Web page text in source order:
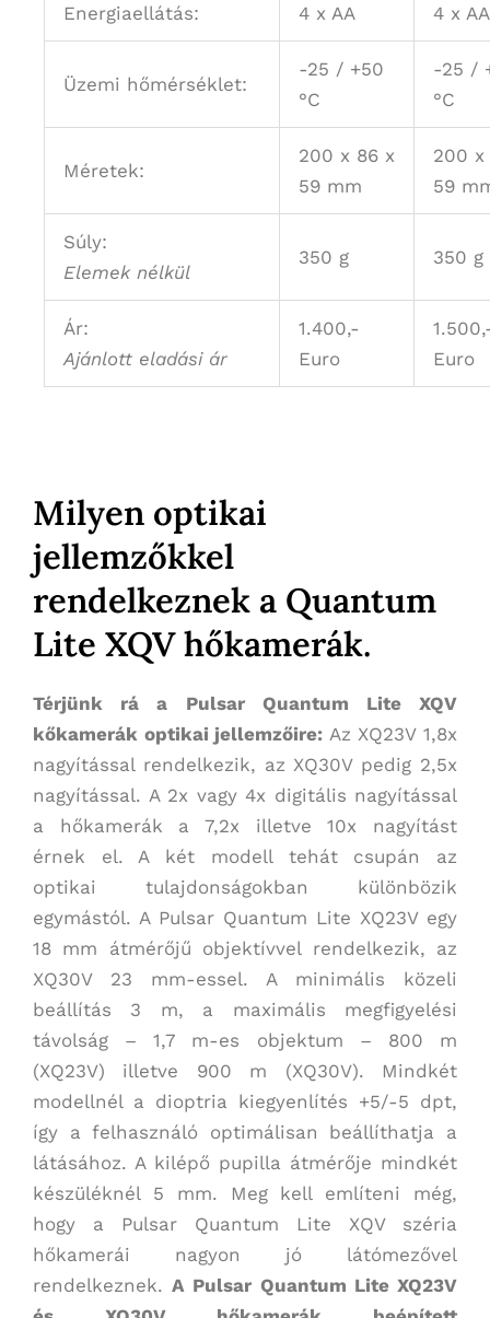
Energiaellátás: 4 x AA 4 x AA
Üzemi hőmérséklet:
-25 / +50
°C
-25 /
°C
Méretek:
200 x 86 x
59 mm
200 x
59
Súly:
Elemek nélkül
350 g 350 g
Ár:
Ajánlott eladási ár
1.400,-
Euro
Euro
Milyen optikai
jellemzőkkel
rendelkeznek a Quantum
Lite XQV hőkamerák.
Térjünk rá a Pulsar Quantum Lite XQV
kőkamerák optikai jellemzőire: Az XQ23V 1,8x
nagyítással rendelkezik, az XQ30V pedig 2,5x
nagyítással. A 2x vagy 4x digitális nagyítással
a hőkamerák a 7,2x illetve 10x nagyítást
érnek el. A két modell tehát csupán az
optikai tulajdonságokban különbözik
egymástól. A Pulsar Quantum Lite XQ23V egy
18 mm átmérőjű objektívvel rendelkezik, az
XQ30V 23 mm-essel. A minimális közeli
beállítás 3 m, a maximális megfigyelési
távolság – 1,7 m-es objektum – 800 m
(XQ23V) illetve 900 m (XQ30V). Mindkét
modellnél a dioptria kiegyenlítés +5/-5 dpt,
így a felhasználó optimálisan beállíthatja a
látásához. A kilépő pupilla átmérője mindkét
készüléknél 5 mm. Meg kell említeni még,
hogy a Pulsar Quantum Lite XQV széria
hőkamerái nagyon jó látómezővel
rendelkeznek.A Pulsar Quantum Lite XQ23V